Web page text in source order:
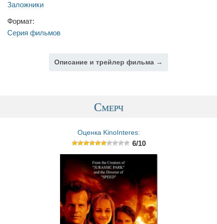
Заложники
Формат:
Серия фильмов
Описание и трейлер фильма →
Смерч
Оценка KinoInteres:
6/10